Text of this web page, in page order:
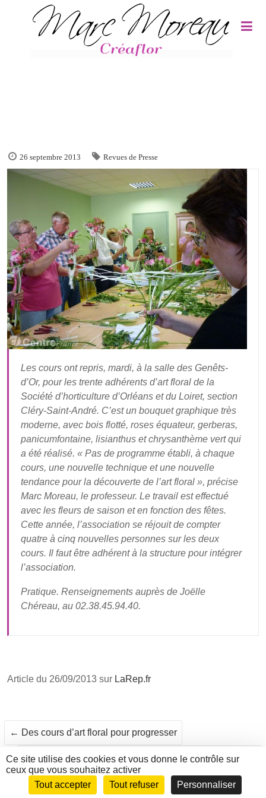
26 septembre 2013 Revues de Presse
Les cours ont repris, mardi, à la salle des Genêts-
d’Or, pour les trente adhérents d’art floral de la
Société d’horticulture d’Orléans et du Loiret, section
Cléry-Saint-André. C’est un bouquet graphique très
moderne, avec bois flotté, roses équateur, gerberas,
panicumfontaine, lisianthus et chrysanthème vert qui
a été réalisé. « Pas de programme établi, à chaque
cours, une nouvelle technique et une nouvelle
tendance pour la découverte de l’art floral », précise
Marc Moreau, le professeur. Le travail est effectué
avec les fleurs de saison et en fonction des fêtes.
Cette année, l’association se réjouit de compter
quatre à cinq nouvelles personnes sur les deux
cours. Il faut être adhérent à la structure pour intégrer
l’association.
Pratique. Renseignements auprès de Joëlle
Chéreau, au 02.38.45.94.40.
Article du 26/09/2013 sur LaRep.fr
← Des cours d’art floral pour progresser
L’association l’Art de la fleur vient d’éclore en beauté
Panneau de gestion des cookies
Ce site utilise des cookies et vous donne le contrôle sur
ceux que vous souhaitez activer
Tout accepter
Tout refuser Personnaliser